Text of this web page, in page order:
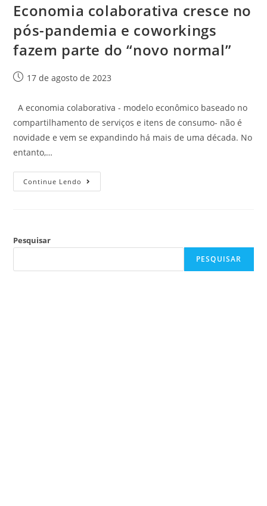
Economia colaborativa cresce no
pós-pandemia e coworkings
fazem parte do “novo normal”
17 de agosto de 2023
A economia colaborativa - modelo econômico baseado no
compartilhamento de serviços e itens de consumo- não é
novidade e vem se expandindo há mais de uma década. No
entanto,…
Continue Lendo
Pesquisar
PESQUISAR